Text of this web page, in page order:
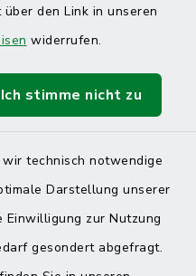
den Link in unseren
widerrufen.
Ich stimme nicht zu
technisch notwendige
Darstellung unserer
Einwilligung zur Nutzung
gesondert abgefragt.